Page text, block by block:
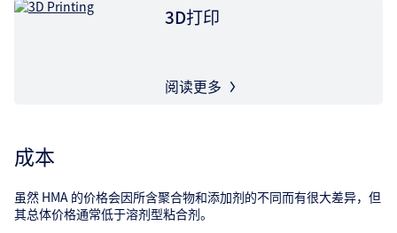
3D打印
阅读更多
成本
虽然 HMA 的价格会因所含聚合物和添加剂的不同而有很大差异，但
其总体价格通常低于溶剂型粘合剂。